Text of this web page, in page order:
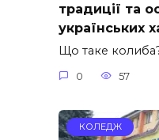
традиції та
українських
Що таке
0 57
КОЛЕДЖ